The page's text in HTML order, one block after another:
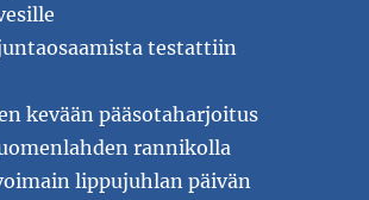
testattiin
kevään pääsotaharjoitus
rannikolla
lippujuhlan päivän